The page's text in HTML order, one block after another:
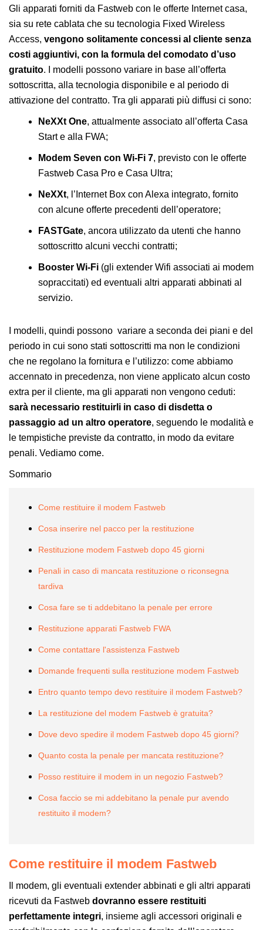
Gli apparati forniti da Fastweb con le offerte Internet casa,
sia su rete cablata che su tecnologia Fixed Wireless
Access, vengono solitamente concessi al cliente senza
costi aggiuntivi, con la formula del comodato d’uso
gratuito. I modelli possono variare in base all’offerta
sottoscritta, alla tecnologia disponibile e al periodo di
attivazione del contratto. Tra gli apparati più diffusi ci sono:
NeXXt One, attualmente associato all’offerta Casa
Start e alla FWA;
Modem Seven con Wi-Fi 7, previsto con le offerte
Fastweb Casa Pro e Casa Ultra;
NeXXt, l’Internet Box con Alexa integrato, fornito
con alcune offerte precedenti dell’operatore;
FASTGate, ancora utilizzato da utenti che hanno
sottoscritto alcuni vecchi contratti;
Booster Wi-Fi (gli extender Wifi associati ai modem
sopraccitati) ed eventuali altri apparati abbinati al
servizio.
I modelli, quindi possono variare a seconda dei piani e del
periodo in cui sono stati sottoscritti ma non le condizioni
che ne regolano la fornitura e l’utilizzo: come abbiamo
accennato in precedenza, non viene applicato alcun costo
extra per il cliente, ma gli apparati non vengono ceduti:
sarà necessario restituirli in caso di disdetta o
passaggio ad un altro operatore, seguendo le modalità e
le tempistiche previste da contratto, in modo da evitare
penali. Vediamo come.
Sommario
Come restituire il modem Fastweb
Cosa inserire nel pacco per la restituzione
Restituzione modem Fastweb dopo 45 giorni
Penali in caso di mancata restituzione o riconsegna
tardiva
Cosa fare se ti addebitano la penale per errore
Restituzione apparati Fastweb FWA
Come contattare l'assistenza Fastweb
Domande frequenti sulla restituzione modem Fastweb
Entro quanto tempo devo restituire il modem Fastweb?
La restituzione del modem Fastweb è gratuita?
Dove devo spedire il modem Fastweb dopo 45 giorni?
Quanto costa la penale per mancata restituzione?
Posso restituire il modem in un negozio Fastweb?
Cosa faccio se mi addebitano la penale pur avendo
restituito il modem?
Come restituire il modem Fastweb
Il modem, gli eventuali extender abbinati e gli altri apparati
ricevuti da Fastweb dovranno essere restituiti
perfettamente integri, insieme agli accessori originali e